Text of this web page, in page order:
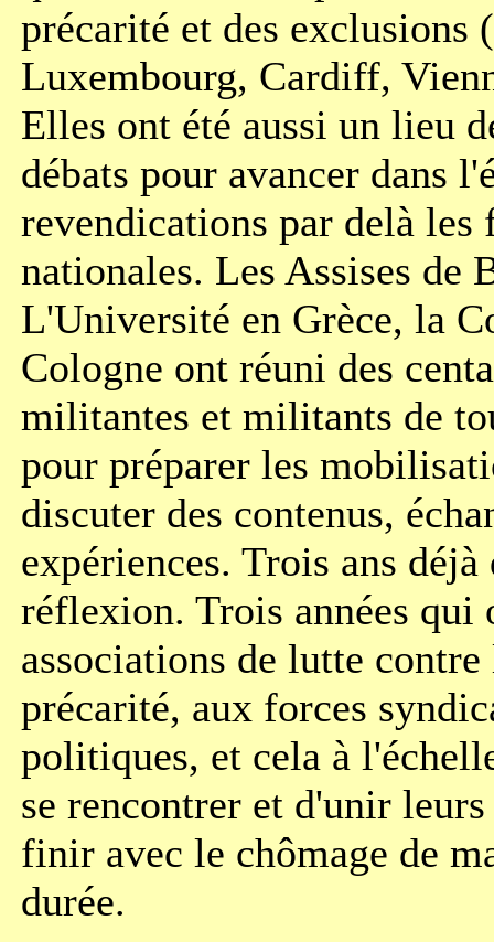
précarité et des exclusions
Luxembourg, Cardiff,
Elles ont été aussi un lieu
débats pour avancer dans
revendications par delà les
nationales. Les Assises de
L'Université en Grèce, la
Cologne ont réuni des
militantes et militants de
pour préparer les
discuter des contenus,
expériences. Trois ans
réflexion. Trois années qui
associations de lutte
précarité, aux forces
politiques, et cela à
se rencontrer et d'unir
finir avec le chômage de
durée.